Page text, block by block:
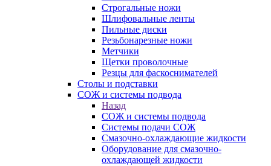
Строгальные ножи
Шлифовальные ленты
Пильные диски
Резьбонарезные ножи
Метчики
Щетки проволочные
Резцы для фаскоснимателей
Столы и подставки
СОЖ и системы подвода
Назад
СОЖ и системы подвода
Системы подачи СОЖ
Смазочно-охлаждающие жидкости
Оборудование для смазочно-
охлаждающей жидкости